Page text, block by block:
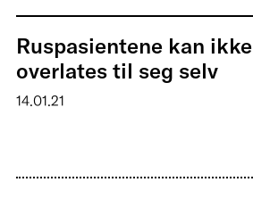
Ruspasientene kan ikke
overlates til seg selv
14.01.21